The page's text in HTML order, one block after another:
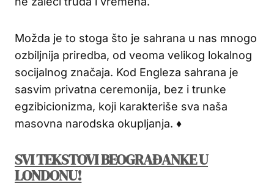
Možda je to stoga što je sahrana u nas mnogo
ozbiljnija priredba, od veoma velikog lokalnog
socijalnog značaja. Kod Engleza sahrana je
sasvim privatna ceremonija, bez i trunke
egzibicionizma, koji karakteriše sva naša
masovna narodska okupljanja. ♦
SVI TEKSTOVI BEOGRAĐANKE U
LONDONU!